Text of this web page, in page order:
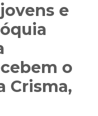
e
o
Crisma,